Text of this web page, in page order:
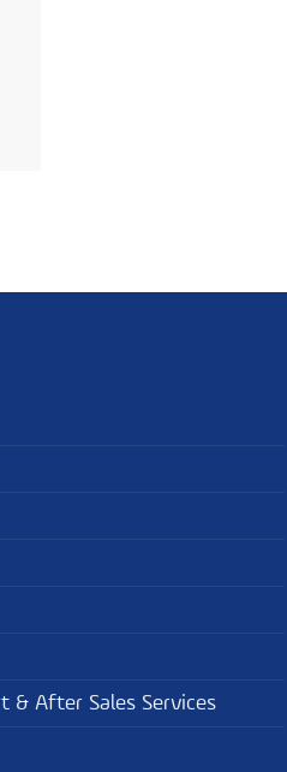
& After Sales Services